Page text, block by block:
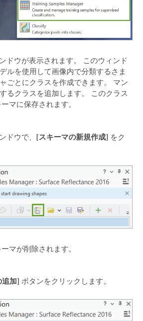
ドウが表示されます。 このウィンド
ルを使用して画像内で分類するさま
ごとにクラスを作成できます。 マン
るクラスを追加します。 このクラス
マに保存されます。
ドウで、 [スキーマの新規作成] をク
マが削除されます。
追加] ボタンをクリックします。